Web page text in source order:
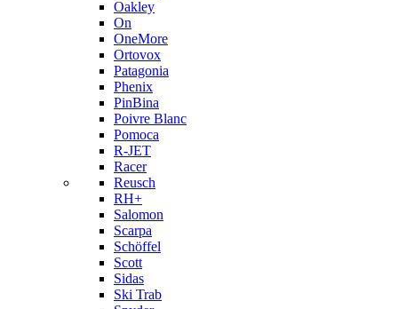
Oakley
On
OneMore
Ortovox
Patagonia
Phenix
PinBina
Poivre Blanc
Pomoca
R-JET
Racer
Reusch
RH+
Salomon
Scarpa
Schöffel
Scott
Sidas
Ski Trab